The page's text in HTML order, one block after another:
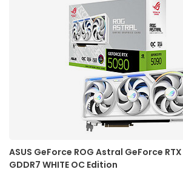
ASUS GeForce ROG Astral GeForce
GDDR7 WHITE OC Edition